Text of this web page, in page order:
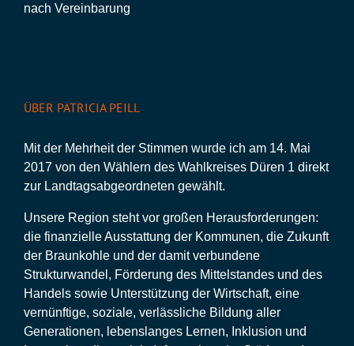
nach Vereinbarung
ÜBER PATRICIA PEILL
Mit der Mehrheit der Stimmen wurde ich am 14. Mai
2017 von den Wählern des Wahlkreises Düren 1 direkt
zur Landtagsabgeordneten gewählt.
Unsere Region steht vor großen Herausforderungen:
die finanzielle Ausstattung der Kommunen, die Zukunft
der Braunkohle und der damit verbundene
Strukturwandel, Förderung des Mittelstandes und des
Handels sowie Unterstützung der Wirtschaft, eine
vernünftige, soziale, verlässliche Bildung aller
Generationen, lebenslanges Lernen, Inklusion und